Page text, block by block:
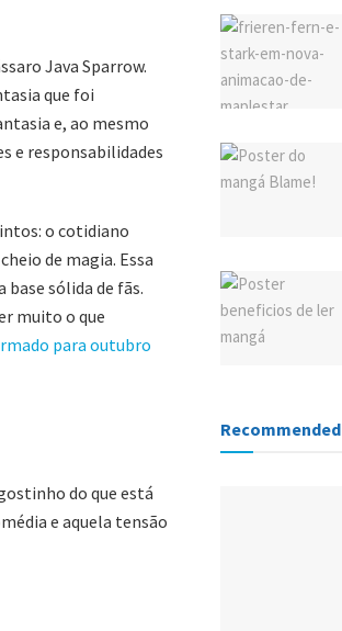
Java Sparrow.
que foi
e, ao mesmo
e responsabilidades
o cotidiano
de magia. Essa
sólida de fãs.
muito o que
para outubro
do que está
e aquela tensão
Recommended